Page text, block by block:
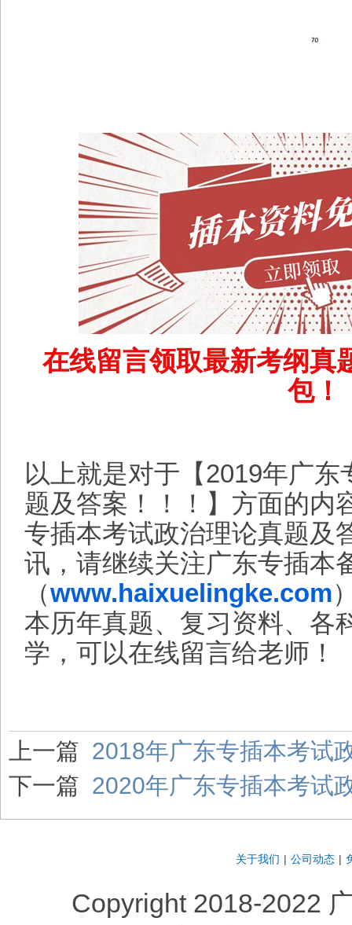
在线留言领取最新考纲真
包！
以上就是对于【2019年广
题及答案！！！】方面的内
专插本考试政治理论真题及
讯，请继续关注广东专插本
（www.haixuelingke.com
本历年真题、复习资料、各
学，可以在线留言给老师！
上一篇 2018年广东专插本考试
下一篇 2020年广东专插本考试
关于我们 | 公司动态 |
Copyright 2018-2022